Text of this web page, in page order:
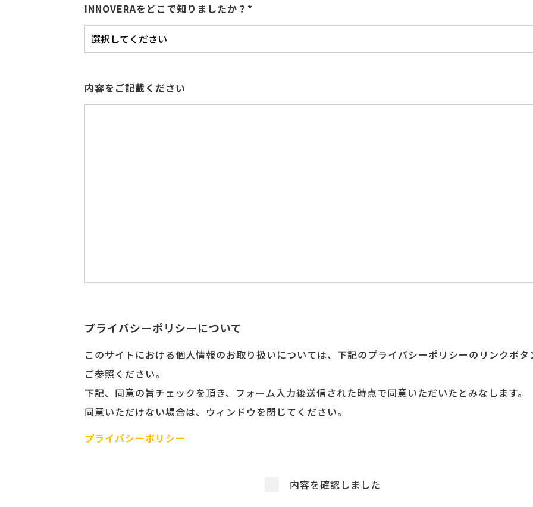
INNOVERAをどこで知りましたか？*
内容をご記載ください
プライバシーポリシーについて
このサイトにおける個人情報のお取り扱いについては、下記のプライバシーポリシーのリンクボタ
ご参照ください。
下記、同意の旨チェックを頂き、フォーム入力後送信された時点で同意いただいたとみなします。
同意いただけない場合は、ウィンドウを閉じてください。
プライバシーポリシー
内容を確認しました